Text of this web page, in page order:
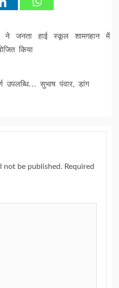
ने जनता हाई स्कूल शामगहान में
किया
उपलब्धि… सुभाष पंवार, डांग
not be published. Required